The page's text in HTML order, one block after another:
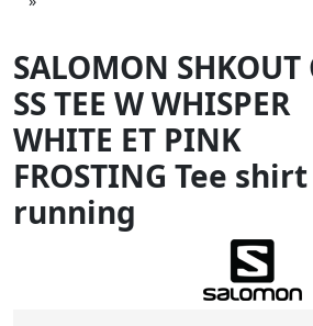
SALOMON SHKOUT
SS TEE W WHISPER
WHITE ET PINK
FROSTING Tee shirt
running